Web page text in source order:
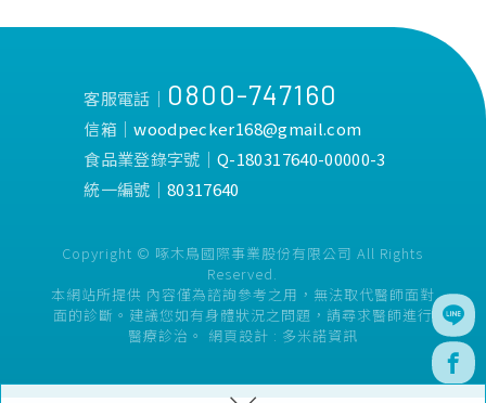
•附收納盒，外出攜帶方便。
客服電話│ 0800-747160
信箱│woodpecker168@gmail.com
食品業登錄字號│Q-180317640-00000-3
統一編號│80317640
Copyright © 啄木鳥國際事業股份有限公司 All Rights
Reserved.
本網站所提供 內容僅為諮詢參考之用，無法取代醫師面對
面的診斷。建議您如有身體狀況之問題，請尋求醫師進行
醫療診治。 網頁設計 : 多米諾資訊